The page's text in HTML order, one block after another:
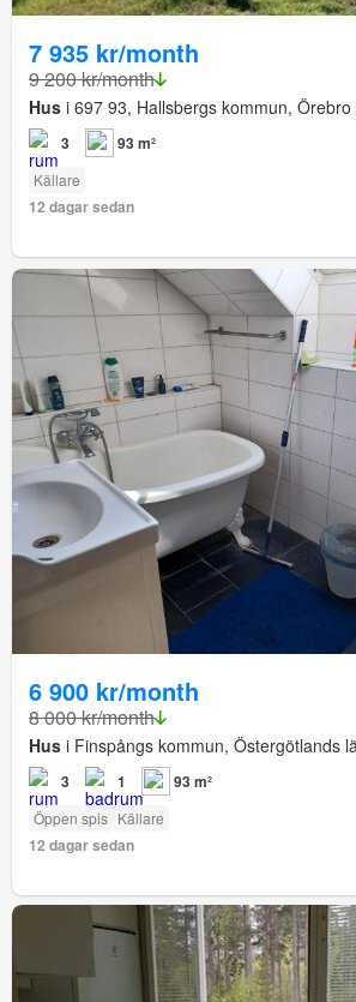
7 935 kr/month
9 200 kr/month
Hus i 697 93, Hallsbergs kommun, Örebro
3 93 m²
Källare
12 dagar sedan
6 900 kr/month
8 000 kr/month
Hus i Finspångs kommun, Östergötlands
3 1 93 m²
Öppen spis Källare
12 dagar sedan